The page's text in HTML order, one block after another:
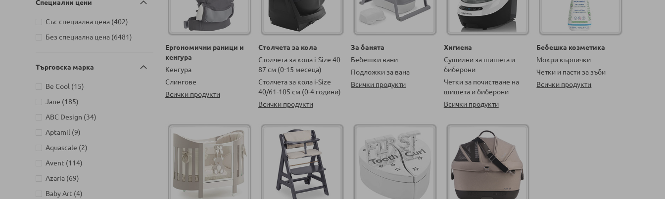
Ергономични раници и
кенгура
Кенгура
Слингове
Всички продукти
Столчета за кола
Столчета за кола i-Size 40-
87 см (0-15 месеца)
Столчета за кола i-Size
40/61-105 см (0-4 години)
Всички продукти
За банята
Бебешки вани
Подложки за вана
Всички продукти
Хигиена
Сушилни за шишета и
биберони
Четки за почистване на
шишета и биберони
Всички продукти
Бебешка козметика
Мокри кърпички
Четки и пасти за зъби
Всички продукти
Premium на бул. България 110,
проход 18, Гео Милев, София
Детски магазин на бул. Черни
Детски магазин на ул.
Йерусалим, бл. 47В, жк. Младост
Специални цени
Със специална цена 402
артикули
Без специална цена 6481
артикули
Търговска марка
Be Cool 15
артикули
Jane
185
артикули
ABC Design
34
артикули
Aptamil 9
артикули
Aquascale
2
артикули
Avent
114
артикули
Azaria 69
артикули
Baby Art 4
артикули